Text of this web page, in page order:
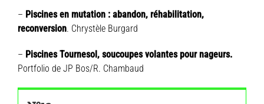
– Piscines en mutation : abandon, réhabilitation,
reconversion. Chrystèle Burgard
– Piscines Tournesol, soucoupes volantes pour nageurs.
Portfolio de JP Bos/R. Chambaud